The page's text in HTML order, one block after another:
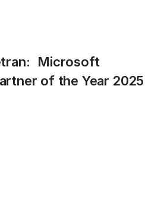
Microsoft
of the Year 2025